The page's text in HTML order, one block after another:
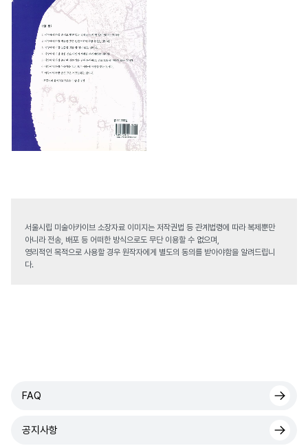
서울시립 미술아카이브 소장자료 이미지는 저작권법 등 관계법령에 따라 복제뿐만
아니라 전송, 배포 등 어떠한 방식으로도 무단 이용할 수 없으며,
영리적인 목적으로 사용할 경우 원작자에게 별도의 동의를 받아야함을 알려드립니
다.
FAQ
공지사항